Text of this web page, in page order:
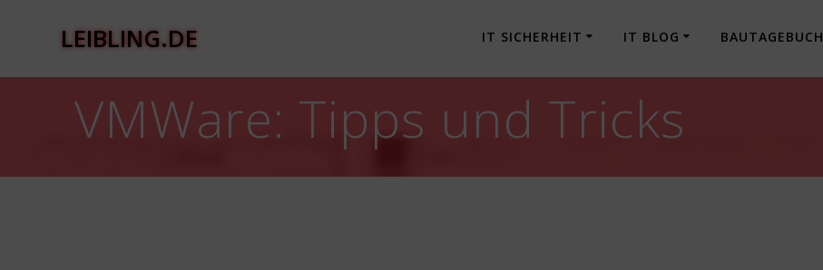
LEIBLING.DE IT SICHERHEIT IT BLOG BAUTAGEBUCH
VMWare: Tipps und Tricks